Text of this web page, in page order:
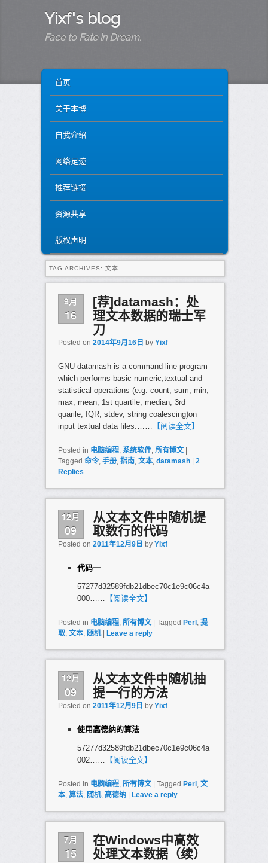
Yixf's blog
Face to Fate in Dream.
SKIP TO PRIMARY CONTENT
SKIP TO SECONDARY CONTENT
首页
关于本博
自我介绍
网络足迹
推荐链接
资源共享
版权声明
TAG ARCHIVES: 文本
9月
16
[荐]datamash：处
理文本数据的瑞士军
刀
Posted on 2014年9月16日 by Yixf
GNU datamash is a command-line program
which performs basic numeric,textual and
statistical operations (e.g. count, sum, min,
max, mean, 1st quartile, median, 3rd
quarile, IQR, stdev, string coalescing)on
input textual data files.…… 【阅读全文】
Posted in 电脑编程, 系统软件, 所有博文
Tagged 命令, 手册, 指南, 文本, datamash
2
Replies
12月
09
从文本文件中随机提
取数行的代码
Posted on 2011年12月9日 by Yixf
代码一
57277d32589fdb21dbec70c1e9c06c4a
000…… 【阅读全文】
Posted in 电脑编程, 所有博文 Tagged Perl , 提
取, 文本, 随机 Leave a reply
12月
09
从文本文件中随机抽
提一行的方法
Posted on 2011年12月9日 by Yixf
使用高德纳的算法
57277d32589fdb21dbec70c1e9c06c4a
002……
【阅读全文】
Posted in 电脑编程, 所有博文 Tagged Perl , 文
本, 算法, 随机, 高德纳 Leave a reply
7月
15
在Windows中高效
处理文本数据（续）